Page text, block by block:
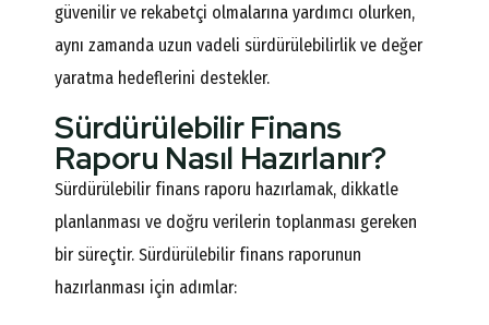
güvenilir ve rekabetçi olmalarına yardımcı olurken,
aynı zamanda uzun vadeli sürdürülebilirlik ve değer
yaratma hedeflerini destekler.
Sürdürülebilir Finans
Raporu Nasıl Hazırlanır?
Sürdürülebilir finans raporu hazırlamak, dikkatle
planlanması ve doğru verilerin toplanması gereken
bir süreçtir. Sürdürülebilir finans raporunun
hazırlanması için adımlar: